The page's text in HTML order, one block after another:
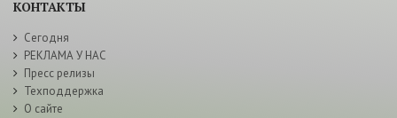
КОНТАКТЫ
Сегодня
РЕКЛАМА У НАС
Пресс релизы
Техподдержка
О сайте